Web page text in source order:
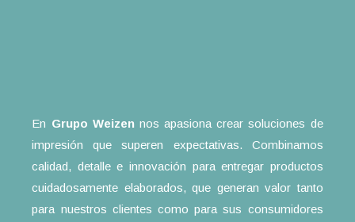
En Grupo Weizen nos apasiona crear soluciones de
impresión que superen expectativas. Combinamos
calidad, detalle e innovación para entregar productos
cuidadosamente elaborados, que generan valor tanto
para nuestros clientes como para sus consumidores